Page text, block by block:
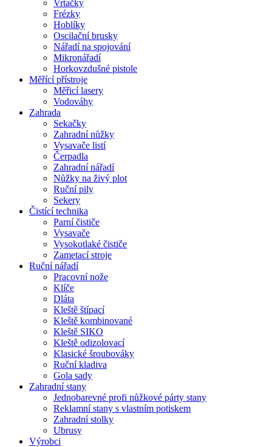
Vrtačky
Frézky
Hoblíky
Oscilační brusky
Nářadí na spojování
Mikronářadí
Horkovzdušné pistole
Měřící přístroje
Měřicí lasery
Vodováhy
Zahrada
Sekačky
Zahradní nůžky
Vysavače listí
Čerpadla
Zahradní nářadí
Nůžky na živý plot
Ruční pily
Sekery
Čistící technika
Parní čističe
Vysavače
Vysokotlaké čističe
Zametací stroje
Ruční nářadí
Pracovní nože
Klíče
Dláta
Kleště štípací
Kleště kombinované
Kleště SIKO
Kleště odizolovací
Klasické šroubováky
Ruční kladiva
Gola sady
Zahradní stany
Jednobarevné profi nůžkové párty stany
Reklamní stany s vlastním potiskem
Zahradní stolky
Ubrusy
Výrobci